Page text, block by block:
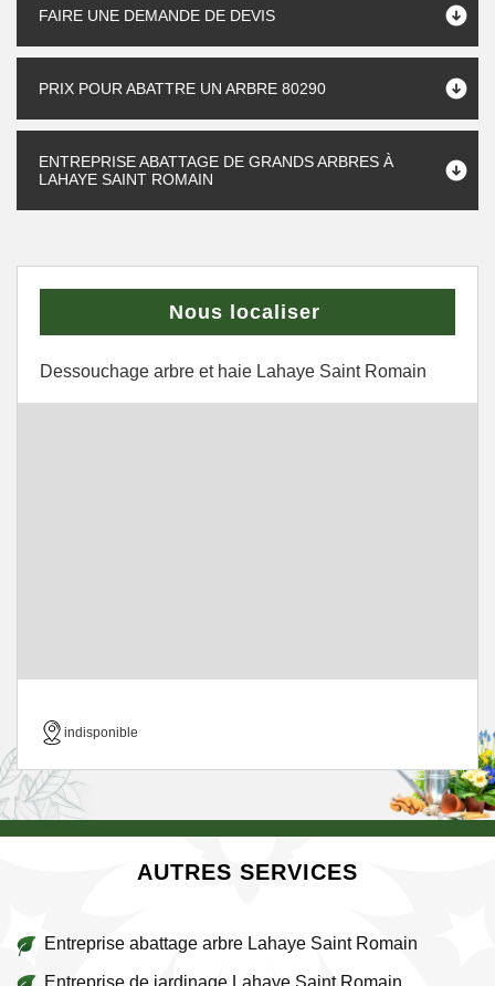
FAIRE UNE DEMANDE DE DEVIS
PRIX POUR ABATTRE UN ARBRE 80290
ENTREPRISE ABATTAGE DE GRANDS ARBRES À
LAHAYE SAINT ROMAIN
Nous localiser
Dessouchage arbre et haie Lahaye Saint Romain
indisponible
AUTRES SERVICES
Entreprise abattage arbre Lahaye Saint Romain
Entreprise de jardinage Lahaye Saint Romain